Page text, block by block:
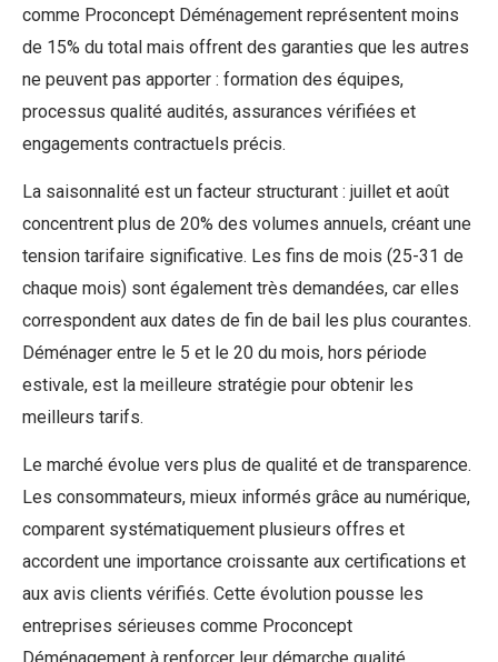
comme Proconcept Déménagement représentent moins
de 15% du total mais offrent des garanties que les autres
ne peuvent pas apporter : formation des équipes,
processus qualité audités, assurances vérifiées et
engagements contractuels précis.
La saisonnalité est un facteur structurant : juillet et août
concentrent plus de 20% des volumes annuels, créant une
tension tarifaire significative. Les fins de mois (25-31 de
chaque mois) sont également très demandées, car elles
correspondent aux dates de fin de bail les plus courantes.
Déménager entre le 5 et le 20 du mois, hors période
estivale, est la meilleure stratégie pour obtenir les
meilleurs tarifs.
Le marché évolue vers plus de qualité et de transparence.
Les consommateurs, mieux informés grâce au numérique,
comparent systématiquement plusieurs offres et
accordent une importance croissante aux certifications et
aux avis clients vérifiés. Cette évolution pousse les
entreprises sérieuses comme Proconcept